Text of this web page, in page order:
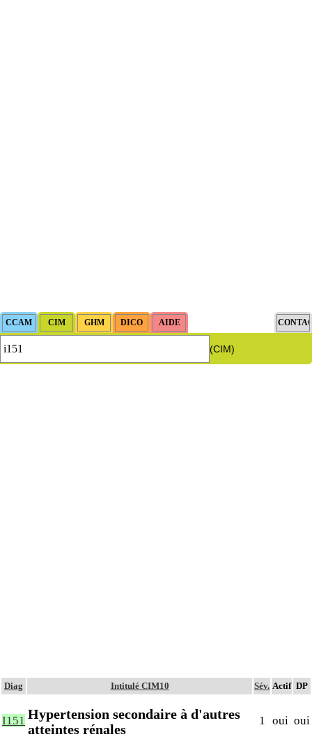
(CIM)
Diag Intitulé CIM10 Sév. Actif DP
I151 Hypertension secondaire à d'autres
atteintes rénales
1 oui oui